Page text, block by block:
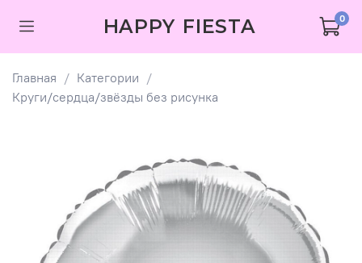
HAPPY FIESTA 0
Главная
Категории
Круги/сердца/звёзды без рисунка